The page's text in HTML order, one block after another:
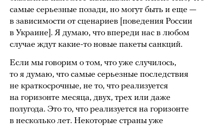
самые серьезные позади, но могут быть и еще —
в зависимости от сценариев [поведения России
в Украине]. Я думаю, что впереди нас в любом
случае ждут какие-то новые пакеты санкций.
Если мы говорим о том, что уже случилось,
то я думаю, что самые серьезные последствия
не краткосрочные, не то, что реализуется
на горизонте месяца, двух, трех или даже
полугода. Это то, что реализуется на горизонте
в несколько лет. Некоторые страны уже